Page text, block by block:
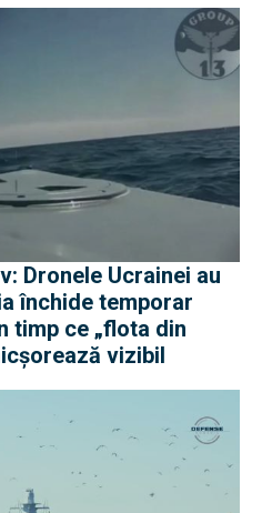
Dronele Ucrainei au
închide temporar
timp ce „flota din
vizibil